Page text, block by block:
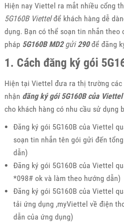
Hiện nay Viettel ra mắt nhiều cổng
5G160B Viettelđể khách hàng dễ
dụng. Bạn có thể soạn tin nhắn theo
pháp 5G160B MD2gửi290để đăng
1. Cách đăng ký gói
Hiện tại Viettel đưa ra thị trường
nhận đăng ký gói 5G160B của
cho khách hàng có nhu cầu sử dụng
Đăng ký gói 5G160B của Viettel
soạn tin nhắn tên gói gửi đến
dẫn)
Đăng ký gói 5G160B của Viettel
*098# ok và làm theo hướng dẫn)
Đăng ký gói 5G160B của Viettel
tải ứng dụng ,myViettel về điện
dẫn của ứng dụng)